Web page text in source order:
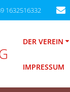
1632516332
DER VEREIN
IMPRESSUM